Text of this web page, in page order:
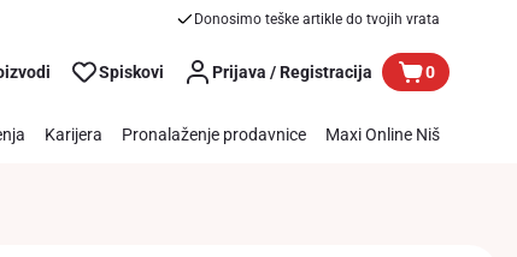
Donosimo teške artikle do tvojih vrata
Spiskovi Prijava / Registracija 0
Karijera Pronalaženje prodavnice Maxi Online Niš